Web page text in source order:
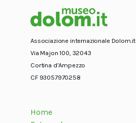
Associazione internazionale Dolom.it
Via Majon 100, 32043
Cortina d’Ampezzo
CF 93057970258
Home